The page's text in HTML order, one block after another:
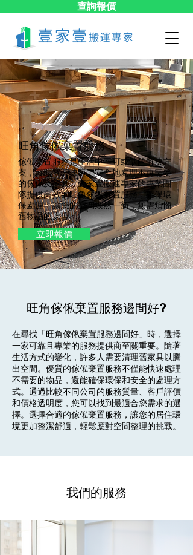
查詢報價
旺角傢俬棄置服務
傢俬棄置服務是生活中不可或缺的解決方
案，幫助客戶快速、安全地處理不再需要
的傢俬及家具。壹家壹搬運專家的專業團
隊提供高效的旺角傢俬棄置服務，確保環
保處理，讓您的空間煥然一新，無需煩惱
舊物品的處理。
立即報價
旺角傢俬棄置服務邊間好?
在尋找「旺角傢俬棄置服務邊間好」時，選擇
一家可靠且專業的服務提供商至關重要。隨著
生活方式的變化，許多人需要清理舊家具以騰
出空間。優質的傢俬棄置服務不僅能快速處理
不需要的物品，還能確保環保和安全的處理方
式。通過比較不同公司的服務質量、客戶評價
和價格透明度，您可以找到最適合您需求的選
擇。選擇合適的傢俬棄置服務，讓您的居住環
境更加整潔舒適，輕鬆應對空間整理的挑戰。
我們的服務